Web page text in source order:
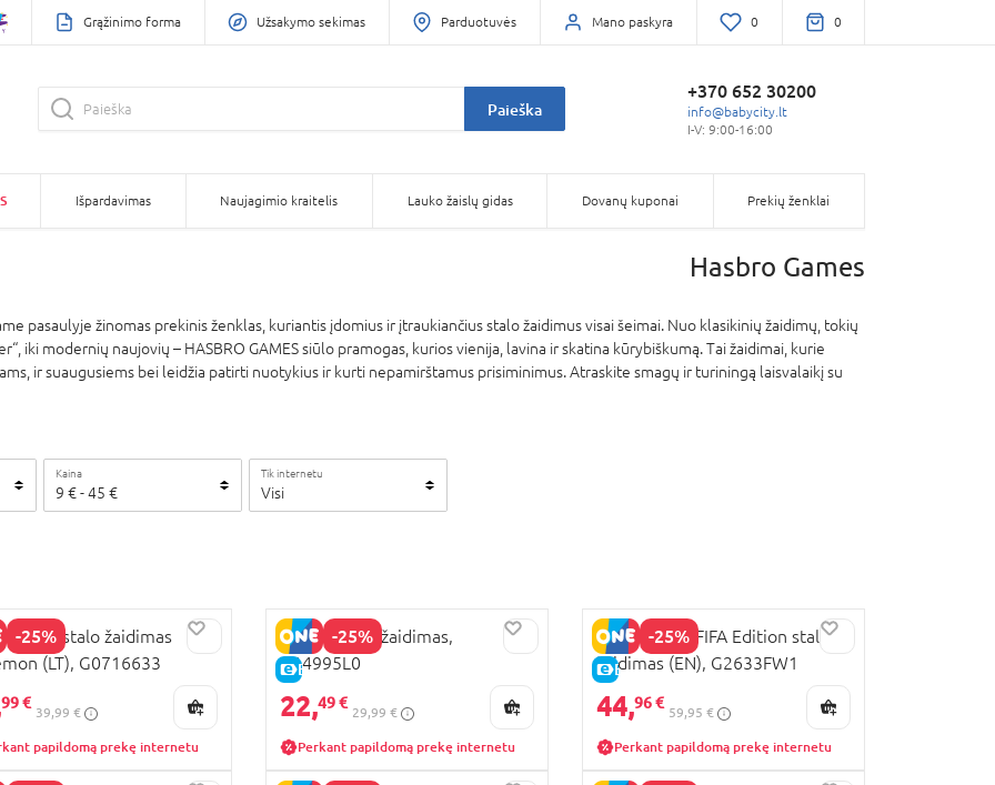
Grąžinimo forma Užsakymo sekimas Parduotuvės Mano paskyra 0 0
Paieška
+370 652 30200
info@babycity.lt
I-V: 9:00-16:00
Išpardavimas Naujagimio kraitelis Lauko žaislų gidas Dovanų kuponai Prekių ženklai
Hasbro Games
pasaulyje žinomas prekinis ženklas, kuriantis įdomius ir įtraukiančius stalo žaidimus visai šeimai. Nuo klasikinių žaidimų, tokių
iki modernių naujovių – HASBRO GAMES siūlo pramogas, kurios vienija, lavina ir skatina kūrybiškumą. Tai žaidimai, kurie
ir suaugusiems bei leidžia patirti nuotykius ir kurti nepamirštamus prisiminimus. Atraskite smagų ir turiningą laisvalaikį su
Kaina
9 €-45 €
Tik internetu
Visi
-25% stalo žaidimas
(LT), G0716633
99 €
39,99 €
papildomą prekę internetu
-25%
E-KAINA
JENGA stalo žaidimas,
G14995L0
22,49 €
29,99 €
Perkant papildomą prekę internetu
-25%
E-KAINA
MONOPOLY FIFA Edition stalo
žaidimas (EN), G2633FW1
44,96 €
59,95 €
Perkant papildomą prekę internetu